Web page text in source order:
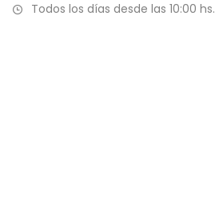
Todos los días desde las 10:00 hs.